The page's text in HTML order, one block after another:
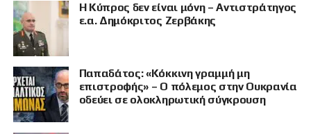
Η Κύπρος δεν είναι μόνη – Αντιστράτηγος
ε.α. Δημόκριτος Ζερβάκης
Παπαδάτος: «Κόκκινη γραμμή μη
επιστροφής» – Ο πόλεμος στην Ουκρανία
οδεύει σε ολοκληρωτική σύγκρουση